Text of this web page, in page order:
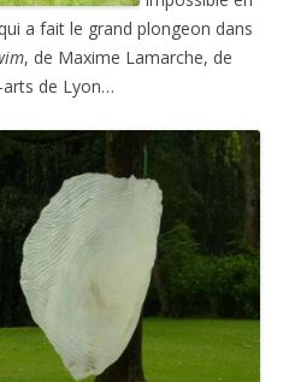
a fait le grand plongeon dans
, de Maxime Lamarche, de
arts de Lyon…